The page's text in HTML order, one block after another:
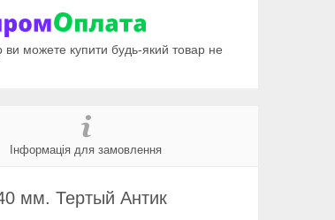
ви можете купити будь-який товар не
Інформація для замовлення
мм. Тертый Антик